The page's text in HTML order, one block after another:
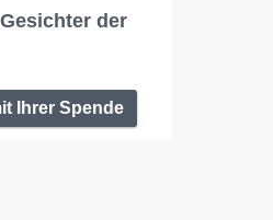
der
Ihrer Spende